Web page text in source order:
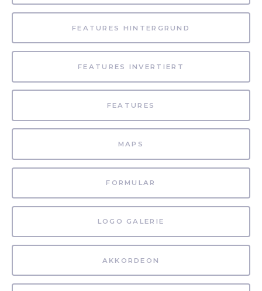
FEATURES HINTERGRUND
FEATURES INVERTIERT
FEATURES
MAPS
FORMULAR
LOGO GALERIE
AKKORDEON